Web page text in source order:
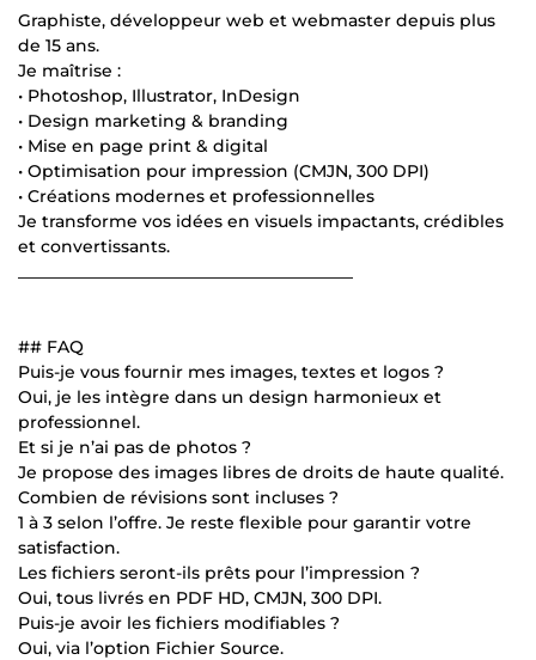
Graphiste, développeur web et webmaster depuis plus
de 15 ans.
Je maîtrise :
• Photoshop, Illustrator, InDesign
• Design marketing & branding
• Mise en page print & digital
• Optimisation pour impression (CMJN, 300 DPI)
• Créations modernes et professionnelles
Je transforme vos idées en visuels impactants, crédibles
et convertissants.
## FAQ
Puis-je vous fournir mes images, textes et logos ?
Oui, je les intègre dans un design harmonieux et
professionnel.
Et si je n’ai pas de photos ?
Je propose des images libres de droits de haute qualité.
Combien de révisions sont incluses ?
1 à 3 selon l’offre. Je reste flexible pour garantir votre
satisfaction.
Les fichiers seront-ils prêts pour l’impression ?
Oui, tous livrés en PDF HD, CMJN, 300 DPI.
Puis-je avoir les fichiers modifiables ?
Oui, via l’option Fichier Source.